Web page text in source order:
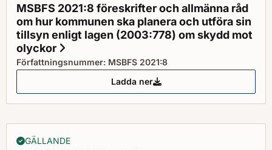
MSBFS 2021:8 föreskrifter och allmänna råd
om hur kommunen ska planera och utföra sin
tillsyn enligt lagen (2003:778) om skydd mot
olyckor
Författningsnummer: MSBFS 2021:8
Ladda ner
MSBFS 2021:8 föreskrifter och
GÄLLANDE